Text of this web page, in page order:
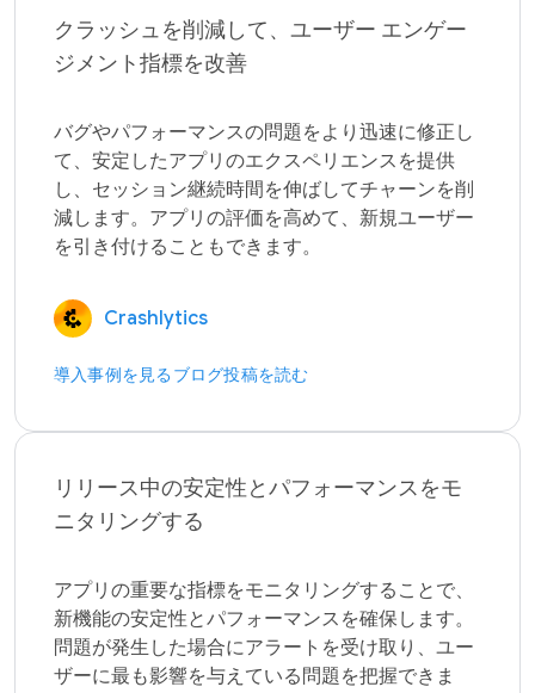
クラッシュを削減して、ユーザー エンゲー
ジメント指標を改善
バグやパフォーマンスの問題をより迅速に修正し
て、安定したアプリのエクスペリエンスを提供
し、セッション継続時間を伸ばしてチャーンを削
減します。アプリの評価を高めて、新規ユーザー
Crashlytics
導入事例を見る ブログ投稿を読む
リリース中の安定性とパフォーマンスをモ
ニタリングする
アプリの重要な指標をモニタリングすることで、
新機能の安定性とパフォーマンスを確保します。
問題が発生した場合にアラートを受け取り、ユー
ザーに最も影響を与えている問題を把握できま